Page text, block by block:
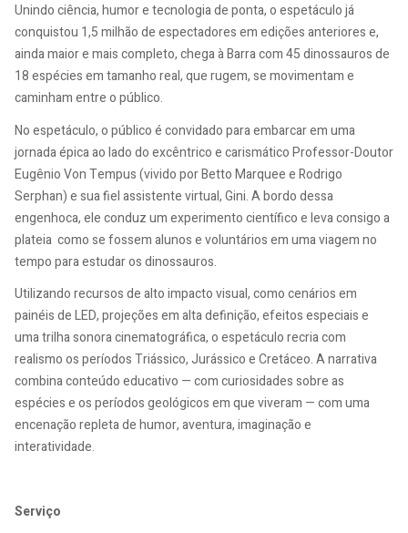
Unindo ciência, humor e tecnologia de ponta, o espetáculo já
conquistou 1,5 milhão de espectadores em edições anteriores e,
ainda maior e mais completo, chega à Barra com 45 dinossauros de
18 espécies em tamanho real, que rugem, se movimentam e
caminham entre o público.
No espetáculo, o público é convidado para embarcar em uma
jornada épica ao lado do excêntrico e carismático Professor-Doutor
Eugênio Von Tempus (vivido por Betto Marquee e Rodrigo
Serphan) e sua fiel assistente virtual, Gini. A bordo dessa
engenhoca, ele conduz um experimento científico e leva consigo a
plateia como se fossem alunos e voluntários em uma viagem no
tempo para estudar os dinossauros.
Utilizando recursos de alto impacto visual, como cenários em
painéis de LED, projeções em alta definição, efeitos especiais e
uma trilha sonora cinematográfica, o espetáculo recria com
realismo os períodos Triássico, Jurássico e Cretáceo. A narrativa
combina conteúdo educativo — com curiosidades sobre as
espécies e os períodos geológicos em que viveram — com uma
encenação repleta de humor,aventura, imaginação e
interatividade.
Serviço